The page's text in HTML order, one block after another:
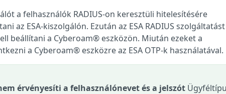
a felhasználók RADIUS-on keresztüli hitelesítésére
az ESA-kiszolgálón. Ezután az ESA RADIUS szolgáltatást
beállítani a Cyberoam® eszközön. Miután ezeket a
a Cyberoam® eszközre az ESA OTP-k használatával.
érvényesíti a felhasználónevet és a jelszót